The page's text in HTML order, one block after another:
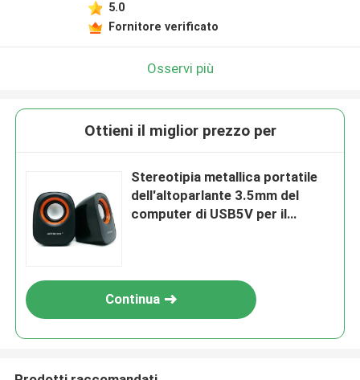
5.0
Fornitore verificato
Osservi più
Ottieni il miglior prezzo per
Stereotipia metallica portatile
dell'altoparlante 3.5mm del
computer di USB5V per il
Continua